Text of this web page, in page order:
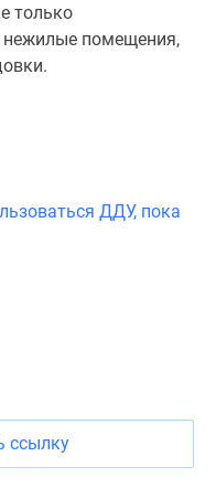
только
нежилые помещения,
ДДУ, пока
ссылку